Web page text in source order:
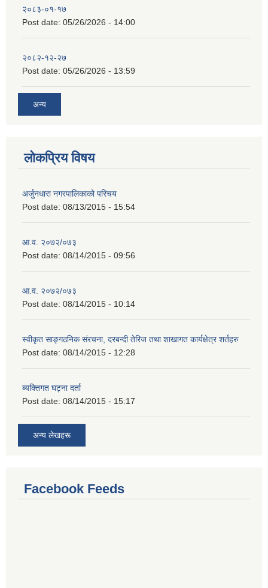
२०८३-०१-१७
Post date: 05/26/2026 - 14:00
२०८२-१२-२७
Post date: 05/26/2026 - 13:59
अन्य
लोकप्रिय विषय
अर्जुनधारा नगरपालिकाको परिचय
Post date: 08/13/2015 - 15:54
आ.व. २०७२/०७३
Post date: 08/14/2015 - 09:56
आ.व. २०७२/०७३
Post date: 08/14/2015 - 10:14
स्वीकृत साङ्गठनिक संरचना, दरबन्दी तेरिज तथा शाखागत कार्यक्षेत्र शर्तहरु
Post date: 08/14/2015 - 12:28
ब्यक्तिगत घट्ना दर्ता
Post date: 08/14/2015 - 15:17
अन्य लेखहरू
Facebook Feeds